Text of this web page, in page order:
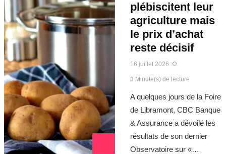
plébiscitent leur
agriculture mais
le prix d’achat
reste décisif
16 juillet 2026
3 Minute(s) de lecture
A quelques jours de la Foire
de Libramont, CBC Banque
& Assurance a dévoilé les
résultats de son dernier
Observatoire sur «…